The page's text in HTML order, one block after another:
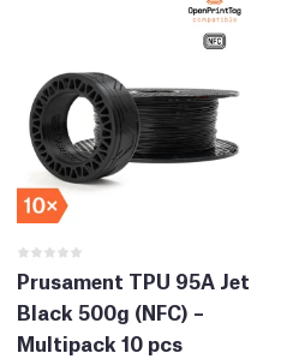
Prusament TPU 95A Jet
Black 500g (NFC) –
Multipack 10 pcs